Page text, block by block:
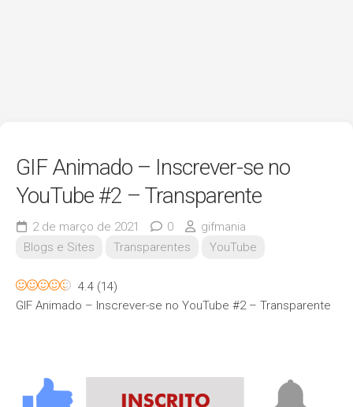
GIF Animado – Inscrever-se no
YouTube #2 – Transparente
2 de março de 2021 0
gifmania
Blogs e Sites
Transparentes YouTube
4.4 (14)
GIF Animado – Inscrever-se no YouTube #2 – Transparente